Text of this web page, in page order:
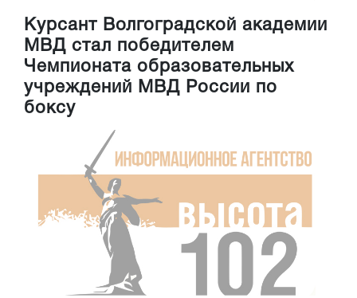
Курсант Волгоградской академии
МВД стал победителем
Чемпионата образовательных
учреждений МВД России по
боксу